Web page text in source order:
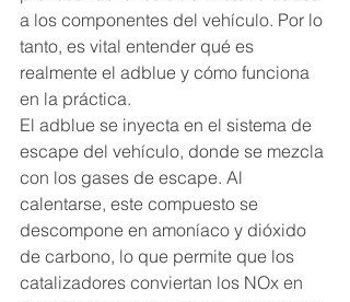
a los componentes del vehículo. Por lo
tanto, es vital entender qué es
realmente el adblue y cómo funciona
en la práctica.
El adblue se inyecta en el sistema de
escape del vehículo, donde se mezcla
con los gases de escape. Al
calentarse, este compuesto se
descompone en amoníaco y dióxido
de carbono, lo que permite que los
catalizadores conviertan los NOx en